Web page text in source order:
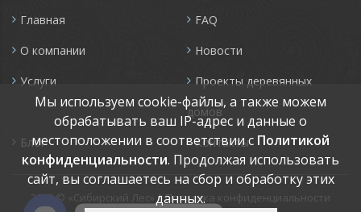
Главная
FAQ
О компании
Новости
Услуги
Проекты деревянных
домов
Блог
Контакты
2026© «Сибирский Лес» |Политика конфиденциальности
Мы используем cookie-файлы, а также можем
обрабатывать ваш IP-адрес и данные о
местоположении в соответствии с Политикой
конфиденциальности. Продолжая использовать
сайт, вы соглашаетесь на сбор и обработку этих
данных.